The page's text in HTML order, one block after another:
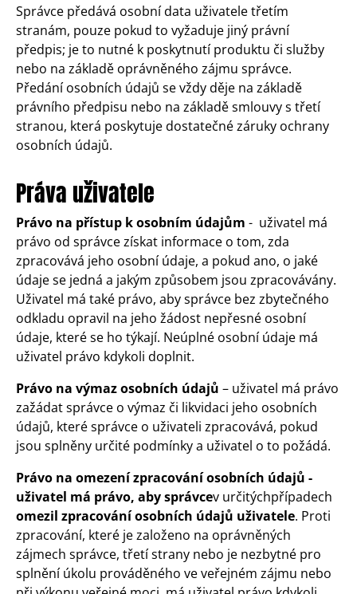
Správce předává osobní data uživatele třetím
stranám, pouze pokud to vyžaduje jiný právní
předpis; je to nutné k poskytnutí produktu či služby
nebo na základě oprávněného zájmu správce.
Předání osobních údajů se vždy děje na základě
právního předpisu nebo na základě smlouvy s třetí
stranou, která poskytuje dostatečné záruky ochrany
osobních údajů.
Práva uživatele
Právo na přístup k osobním údajům - uživatel má
právo od správce získat informace o tom, zda
zpracovává jeho osobní údaje, a pokud ano, o jaké
údaje se jedná a jakým způsobem jsou zpracovávány.
Uživatel má také právo, aby správce bez zbytečného
odkladu opravil na jeho žádost nepřesné osobní
údaje, které se ho týkají. Neúplné osobní údaje má
uživatel právo kdykoli doplnit.
Právo na výmazosobních údajů – uživatel má právo
zažádat správce o výmaz či likvidaci jeho osobních
údajů, které správce o uživateli zpracovává, pokud
jsou splněny určité podmínky a uživatel o to požádá.
Právo na omezení zpracování osobních údajů -
uživatel má právo, aby správcev určitýchpřípadech
omezil zpracování osobních údajů uživatele. Proti
zpracování, které je založeno na oprávněných
zájmech správce, třetí strany nebo je nezbytné pro
splnění úkolu prováděného ve veřejném zájmu nebo